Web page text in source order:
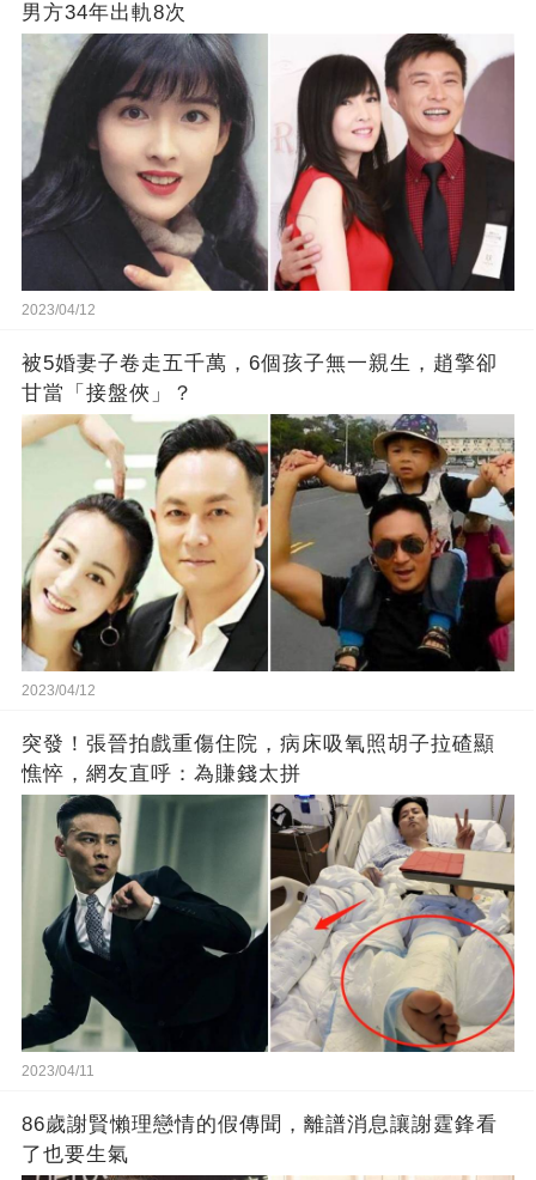
男方34年出軌8次
2023/04/12
被5婚妻子卷走五千萬，6個孩子無一親生，趙擎卻
甘當「接盤俠」？
2023/04/12
突發！張晉拍戲重傷住院，病床吸氧照胡子拉碴顯
憔悴，網友直呼：為賺錢太拼
2023/04/11
86歲謝賢懶理戀情的假傳聞，離譜消息讓謝霆鋒看
了也要生氣